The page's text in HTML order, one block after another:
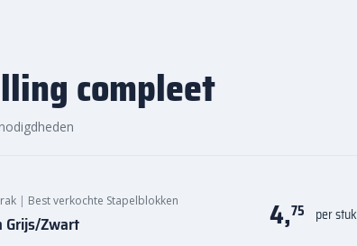
compleet
| Best verkochte Stapelblokken
Grijs/Zwart 4,75 per stuk